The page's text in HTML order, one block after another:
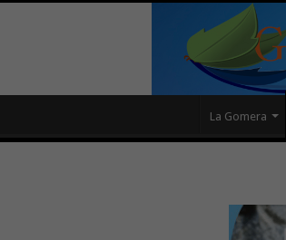
La Gomera